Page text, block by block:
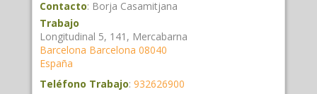
Contacto: Borja Casamitjana
Trabajo
Longitudinal 5, 141, Mercabarna
Barcelona Barcelona 08040
España
Teléfono Trabajo: 932626900